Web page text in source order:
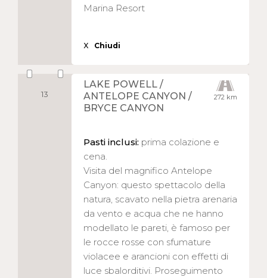
Marina Resort
X Chiudi
13 272 km
LAKE POWELL /
ANTELOPE CANYON /
BRYCE CANYON
Pasti inclusi: prima colazione e
cena.
Visita del magnifico Antelope
Canyon: questo spettacolo della
natura, scavato nella pietra arenaria
da vento e acqua che ne hanno
modellato le pareti, è famoso per
le rocce rosse con sfumature
violacee e arancioni con effetti di
luce sbalorditivi. Proseguimento